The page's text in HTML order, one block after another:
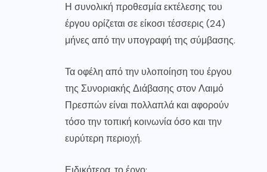
Η συνολική προθεσμία εκτέλεσης του
έργου ορίζεται σε είκοσι τέσσερις (24)
μήνες από την υπογραφή της σύμβασης.
Τα οφέλη από την υλοποίηση του έργου
της Συνοριακής Διάβασης στον Λαιμό
Πρεσπών είναι πολλαπλά και αφορούν
τόσο την τοπική κοινωνία όσο και την
ευρύτερη περιοχή.